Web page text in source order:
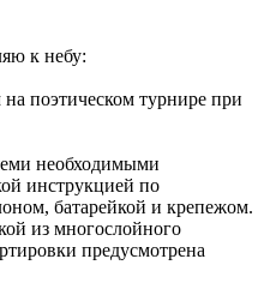
к небу:
поэтическом турнире при
необходимыми
инструкцией по
батарейкой и крепежом.
из многослойного
предусмотрена